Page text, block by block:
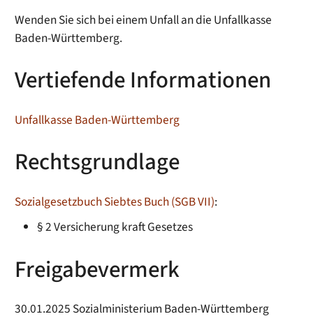
Wenden Sie sich bei einem Unfall an die Unfallkasse
Baden-Württemberg.
Vertiefende Informationen
Unfallkasse Baden-Württemberg
Rechtsgrundlage
Sozialgesetzbuch Siebtes Buch (SGB VII):
§ 2 Versicherung kraft Gesetzes
Freigabevermerk
30.01.2025 Sozialministerium Baden-Württemberg